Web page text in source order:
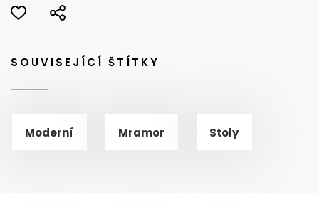
SOUVISEJÍCÍ ŠTÍTKY
Moderní Mramor Stoly